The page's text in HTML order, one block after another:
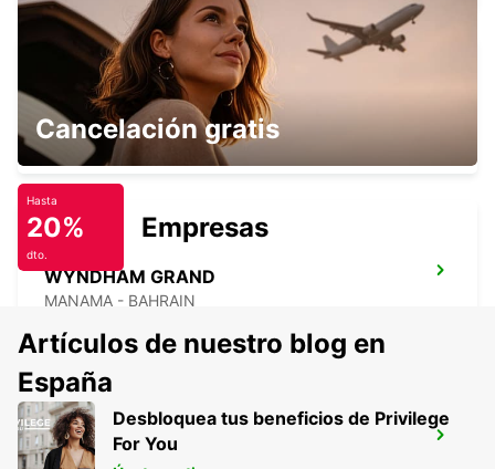
CROWN PLAZA MANAMA
MANAMA - BAHRAIN
WYNDHAM GRAND
MANAMA - BAHRAIN
FOUR SEASON HOTEL
Cancelación gratis
Hasta
20%
dto.
Empresas
Artículos de nuestro blog en
España
Desbloquea tus beneficios de Privilege
For You